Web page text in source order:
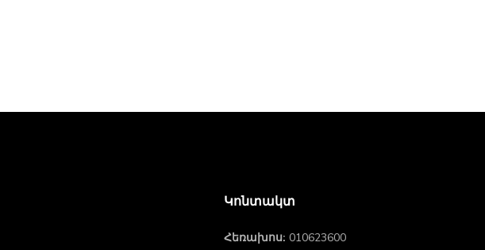
Կոնտակտ
Հեռախոս: 010623600